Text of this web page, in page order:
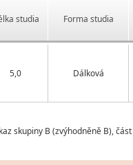
studia Forma studia
5,0 Dálková
skupiny B (zvýhodněně B),